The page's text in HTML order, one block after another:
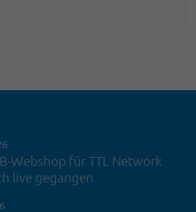
Webshop für TTL Network
live gegangen